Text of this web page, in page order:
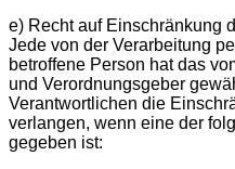
e) Recht auf Einschränkung
Jede von der Verarbeitung
betroffene Person hat das
und Verordnungsgeber
Verantwortlichen die
verlangen, wenn eine der
gegeben ist: